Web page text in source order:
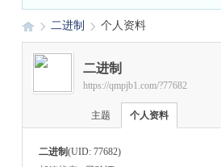
›
二进制 个人资料
二进制
https://qmpjb1.com/?77682
主题 个人资料
二进制(UID: 77682)